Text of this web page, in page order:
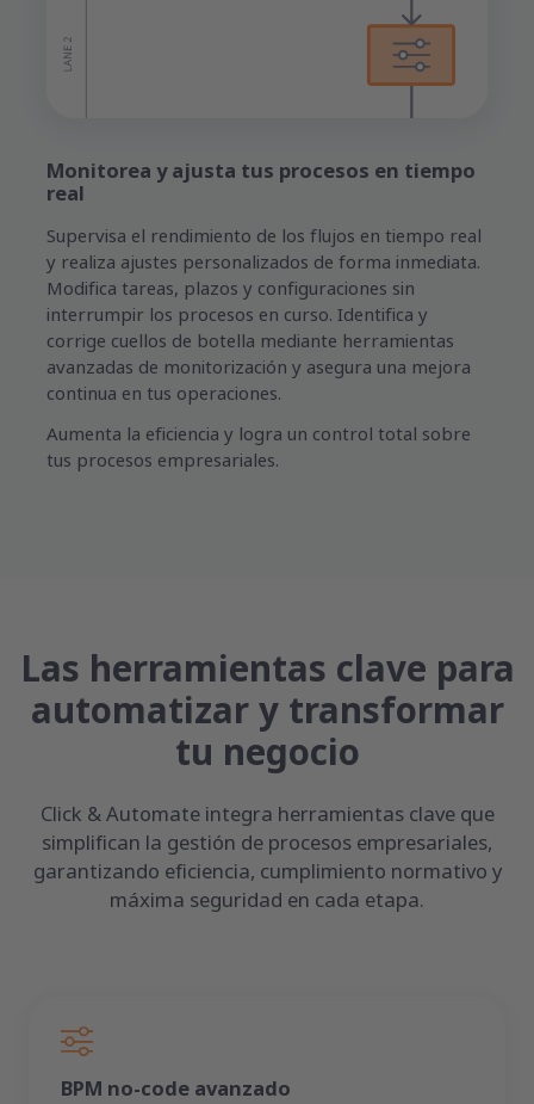
Monitorea y ajusta tus procesos en tiempo
real
Supervisa el rendimiento de los flujos en tiempo real
y realiza ajustes personalizados de forma inmediata.
Modifica tareas, plazos y configuraciones sin
interrumpir los procesos en curso. Identifica y
corrige cuellos de botella mediante herramientas
avanzadas de monitorización y asegura una mejora
continua en tus operaciones.
Aumenta la eficiencia y logra un control total sobre
tus procesos empresariales.
Las herramientas clave para
automatizar y transformar
tu negocio
Click & Automate integra herramientas clave que
simplifican la gestión de procesos empresariales,
garantizando eficiencia, cumplimiento normativo y
máxima seguridad en cada etapa.
BPM no-code avanzado